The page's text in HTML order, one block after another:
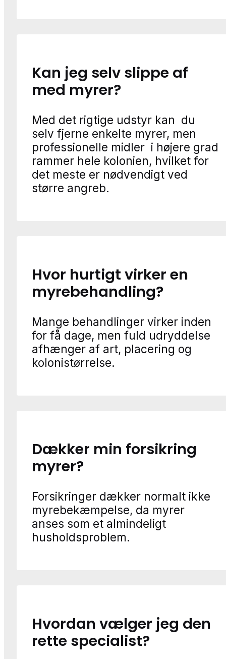
Kan jeg selv slippe af
med myrer?
Med det rigtige udstyr kan du
selv fjerne enkelte myrer, men
professionelle midler i højere grad
rammer hele kolonien, hvilket for
det meste er nødvendigt ved
større angreb.
Hvor hurtigt virker en
myrebehandling?
Mange behandlinger virker inden
for få dage, men fuld udryddelse
afhænger af art, placering og
kolonistørrelse.
Dækker min forsikring
myrer?
Forsikringer dækker normalt ikke
myrebekæmpelse, da myrer
anses som et almindeligt
husholdsproblem.
Hvordan vælger jeg den
rette specialist?